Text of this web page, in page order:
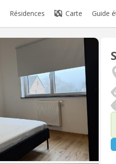
Résidences Carte Guide